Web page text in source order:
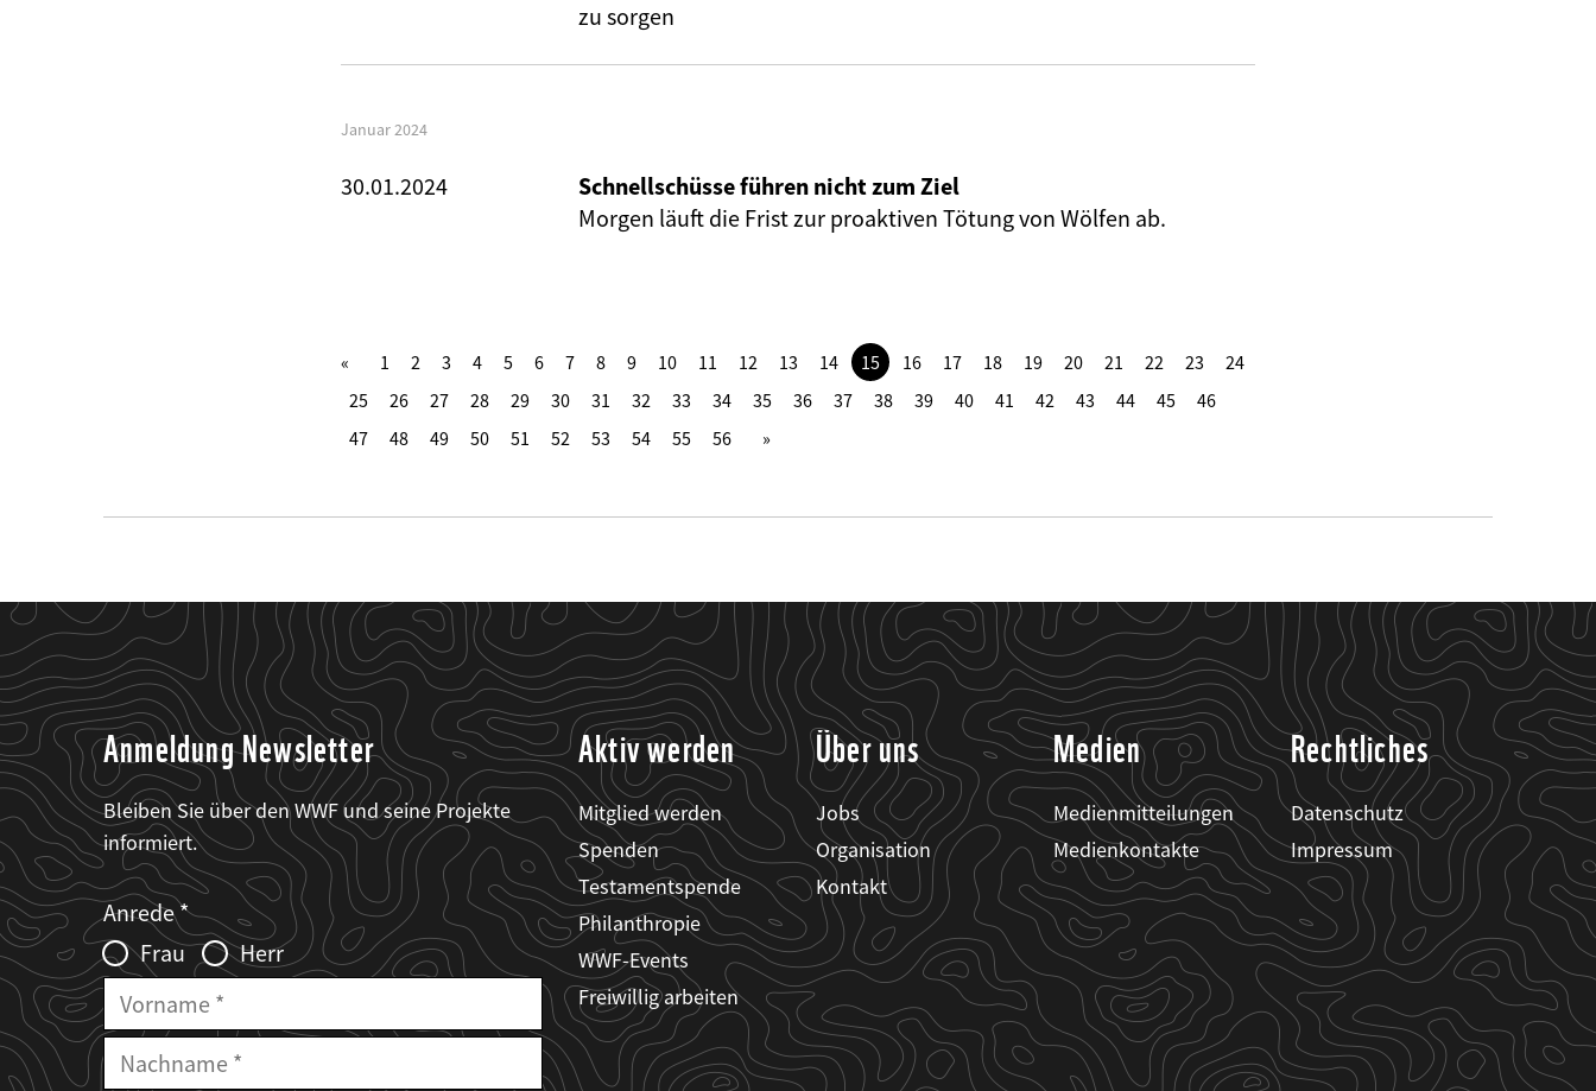
zu sorgen
Januar 2024
30.01.2024
Schnellschüsse führen nicht zum Ziel
Morgen läuft die Frist zur proaktiven Tötung von Wölfen ab.
1 2 3 4 5 6 7 8 9 10 11 12 13 14 15 16 17 18 19 20 21 22 23
24
25
26 27 28 29 30 31 32 33 34 35 36 37 38 39 40 41 42 43 44 45
46
47
48 49 50 51 52 53 54 55 56
Anmeldung Newsletter
Bleiben Sie über den WWF und seine Projekte
informiert.
Web2Case
Infofelder
Fieldset
anrede_name
Anrede
Frau
Herr
Vorname
Nachname
Aktiv werden
Mitglied werden
Spenden
Testamentspende
Philanthropie
WWF-Events
Freiwillig arbeiten
Über uns
Jobs
Organisation
Kontakt
Medien
Medienmitteilungen
Medienkontakte
Rechtliches
Datenschutz
Impressum